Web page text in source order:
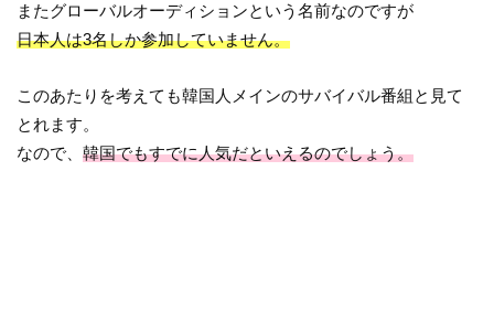
またグローバルオーディションという名前なのですが
日本人は3名しか参加していません。
このあたりを考えても韓国人メインのサバイバル番組と見て
とれます。
なので、韓国でもすでに人気だといえるのでしょう。